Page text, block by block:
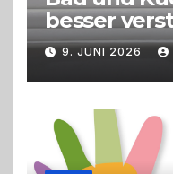
besser
9. JUNI 2026